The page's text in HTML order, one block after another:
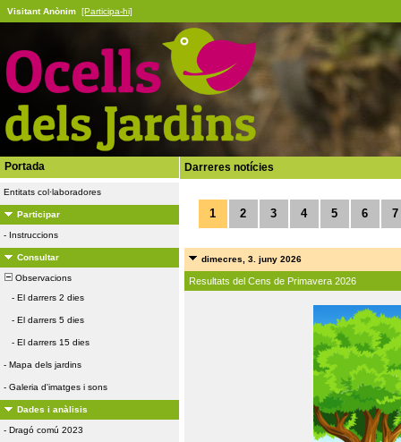
Visitant Anònim [Participa-hi]
Portada
Entitats col·laboradores
Participar
- Instruccions
Consultar
Observacions
- El darrers 2 dies
- El darrers 5 dies
- El darrers 15 dies
- Mapa dels jardins
- Galeria d'imatges i sons
Dades i anàlisis
- Dragó comú 2023
Darreres notícies
1 2 3 4 5 6 7
dimecres, 3. juny 2026
Resultats del Cens de Primavera 2026